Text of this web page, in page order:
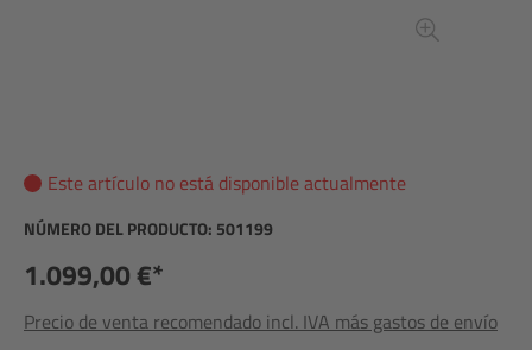
Este artículo no está disponible actualmente
NÚMERO DEL PRODUCTO: 501199
1.099,00 €*
Precio de venta recomendado incl. IVA más gastos de envío